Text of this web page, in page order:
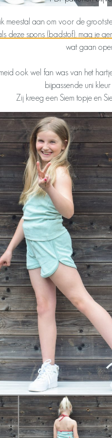
meestal aan om voor de
deze spons (badstof), mag je
wat gaan
ook wel fan was van het
bijpassende uni
Zij kreeg een Siem topje en